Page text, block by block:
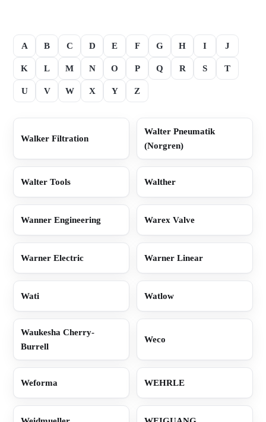
A B C D E F G H I J
K L M N O P Q R S T
U V W X Y Z
Walker Filtration
Walter Pneumatik
(Norgren)
Walter Tools Walther
Wanner Engineering Warex Valve
Warner Electric Warner Linear
Wati Watlow
Waukesha Cherry-
Burrell
Weco
Weforma WEHRLE